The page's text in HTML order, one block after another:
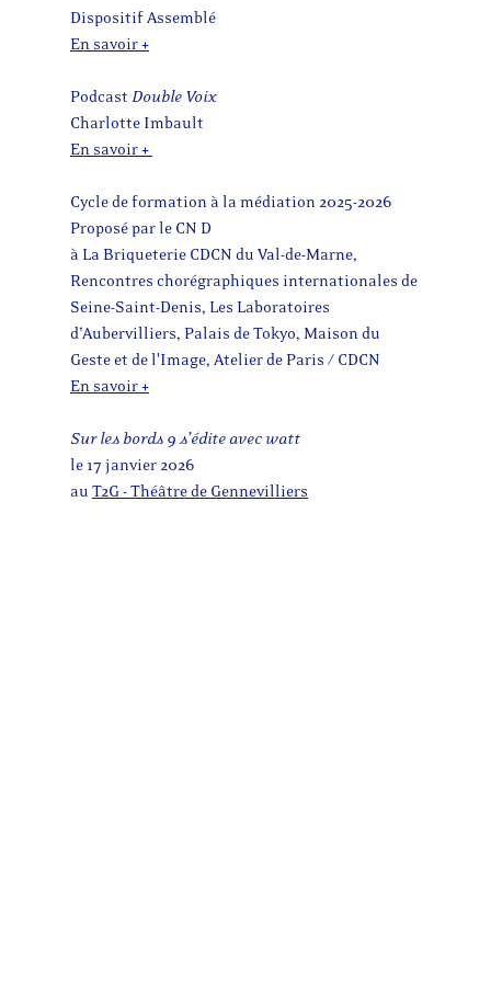
Dispositif Assemblé
En savoir +
Podcast Double Voix
Charlotte Imbault
En savoir +
Cycle de formation à la médiation 2025-2026
Proposé par le CN D
à La Briqueterie CDCN du Val-de-Marne,
Rencontres chorégraphiques internationales de
Seine-Saint-Denis, Les Laboratoires
d’Aubervilliers, Palais de Tokyo, Maison du
Geste et de l'Image, Atelier de Paris / CDCN
En savoir +
Sur les bords 9 s’édite avec watt
le 17 janvier 2026
au T2G - Théâtre de Gennevilliers